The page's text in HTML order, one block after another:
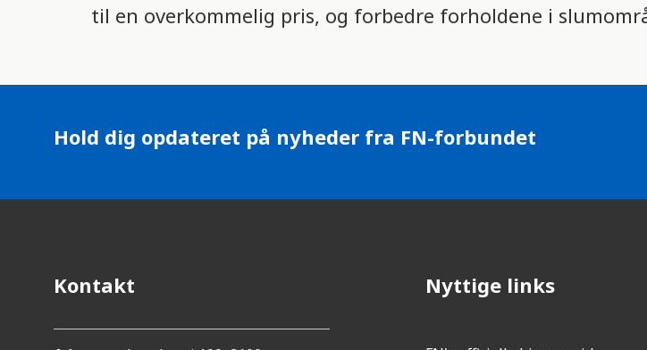
til en overkommelig pris, og forbedre forholdene i
Hold dig opdateret på nyheder fra FN-forbundet
Kontakt Nyttige links